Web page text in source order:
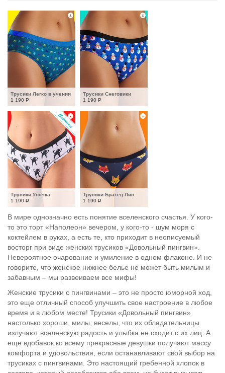
Трусики Легко в учении
1 190 Р
Трусики Снеговики
1 190 Р
Трусики Упячка
1 190 Р
Трусики Братец Лис
1 190 Р
В мире однозначно есть понятие вселенского счастья. У кого-
то это торт «Наполеон» вечером, у кого-то - шум моря с
коктейлем в руках, а есть те, кто приходит в неописуемый
восторг при виде женских трусиков «Довольный пингвин».
Невероятное очарование и умиление в одном флаконе. И не
говорите, что женское нижнее белье не может быть милым и
забавным – мы развеиваем все мифы!
Женские трусики с пингвинами – это не просто юморной ход,
это еще отличный способ улучшить свое настроение в любое
время и в любом месте! Трусики «Довольный пингвин»
настолько хороши, милы, веселы, что их обладательницы
излучают вселенскую радость и улыбка не сходит с их лиц. А
еще вдобавок ко всему прекрасные девушки получают массу
комфорта и удовольствия, если останавливают свой выбор на
трусиках с пингвинами. Это настоящий гребенной хлопок в